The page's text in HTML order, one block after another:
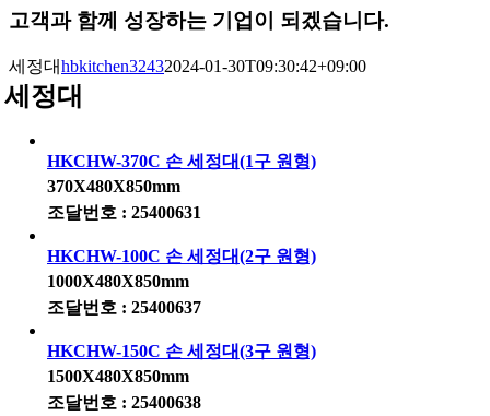
고객과 함께 성장하는 기업이 되겠습니다.
세정대hbkitchen32432024-01-30T09:30:42+09:00
세정대
HKCHW-370C 손 세정대(1구 원형)
370X480X850mm
조달번호 : 25400631
HKCHW-100C 손 세정대(2구 원형)
1000X480X850mm
조달번호 : 25400637
HKCHW-150C 손 세정대(3구 원형)
1500X480X850mm
조달번호 : 25400638